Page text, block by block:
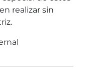
realizar sin